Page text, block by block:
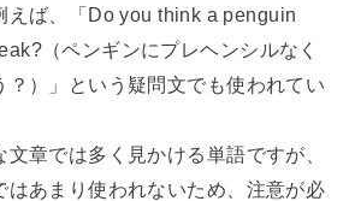
えば、「Do you think a penguin
（ペンギンにプレヘンシルなく
？）」という疑問文でも使われてい
文章では多く見かける単語ですが、
はあまり使われないため、注意が必